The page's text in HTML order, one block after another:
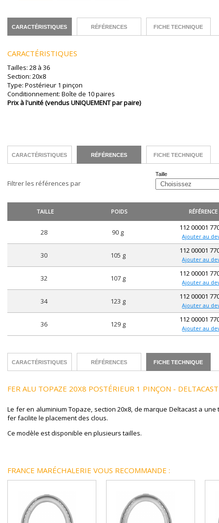
CARACTÉRISTIQUES RÉFÉRENCES FICHE TECHNIQUE
CARACTÉRISTIQUES
Tailles: 28 à 36
Section: 20x8
Type: Postérieur 1 pinçon
Conditionnement: Boîte de 10 paires
Prix à l'unité (vendus UNIQUEMENT par paire)
CARACTÉRISTIQUES RÉFÉRENCES FICHE TECHNIQUE
Filtrer les références par
Taille
TAILLE POIDS RÉFÉRENCE
28 90 g
112 00001
Ajouter au
30 105 g
112 00001
Ajouter au
32 107 g
112 00001
Ajouter au
34 123 g
112 00001
Ajouter au
36 129 g
112 00001
Ajouter au
CARACTÉRISTIQUES RÉFÉRENCES FICHE TECHNIQUE
FER ALU TOPAZE 20X8 POSTÉRIEUR 1 PINÇON - DELTACAST
Le fer en aluminium Topaze, section 20x8, de marque Deltacast a
fer facilite le placement des clous.
Ce modèle est disponible en plusieurs tailles.
FRANCE MARÉCHALERIE VOUS RECOMMANDE :